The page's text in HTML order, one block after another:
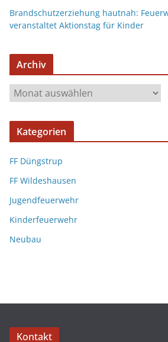
Brandschutzerziehung hautnah:
veranstaltet Aktionstag für Kinder
Archiv
Kategorien
FF Düngstrup
FF Wildeshausen
Jugendfeuerwehr
Kinderfeuerwehr
Neubau
Kontakt